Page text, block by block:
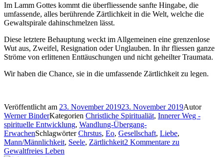
Im Lamm Gottes kommt die überfliessende sanfte Hingabe, die
umfassende, alles berührende Zärtlichkeit in die Welt, welche die
Gewaltspirale dahinschmelzen lässt.
Diese letztere Behauptung weckt im Allgemeinen eine grenzenlose
Wut aus, Zweifel, Resignation oder Unglauben. In ihr fliessen ganze
Ströme von erlittenen Enttäuschungen und nicht geheilter Traumata.
Wir haben die Chance, sie in die umfassende Zärtlichkeit zu legen.
Veröffentlicht am 23. November 201923. November 2019Autor
Werner BinderKategorien Christliche Spiritualiät, Innerer Weg -
spirituelle Entwicklung, Wandlung-Übergang-
ErwachenSchlagwörterChrstus, Eo, Gesellschaft, Liebe,
Mann/Männlichkeit, Seele, Zärtlichkeit2 Kommentare zu
Gewaltfreies Leben